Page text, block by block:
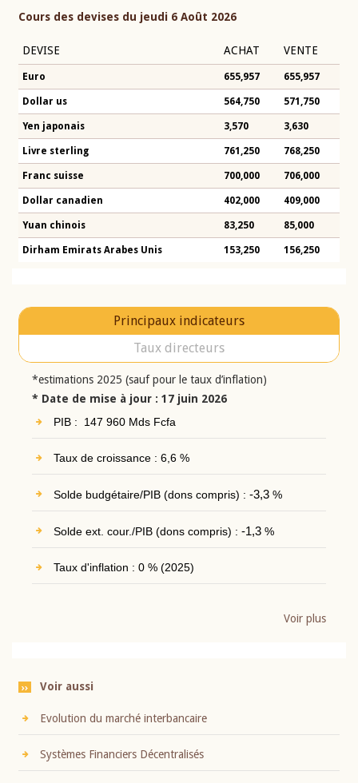
Cours des devises du jeudi 6 Août 2026
DEVISE ACHAT VENTE
Euro 655,957 655,957
Dollar us 564,750 571,750
Yen japonais 3,570 3,630
Livre sterling 761,250 768,250
Franc suisse 700,000 706,000
Dollar canadien 402,000 409,000
Yuan chinois 83,250 85,000
Dirham Emirats Arabes Unis 153,250 156,250
Principaux indicateurs
Taux directeurs
*estimations 2025 (sauf pour le taux d’inflation)
* Date de mise à jour : 17 juin 2026
PIB : 147 960 Mds Fcfa
Taux de croissance : 6,6 %
Solde budgétaire/PIB (dons compris) : -3,3%
Solde ext. cour./PIB (dons compris) : -1,3%
Taux d'inflation : 0 % (2025)
Voir plus
Voir aussi
Evolution du marché interbancaire
Systèmes Financiers Décentralisés